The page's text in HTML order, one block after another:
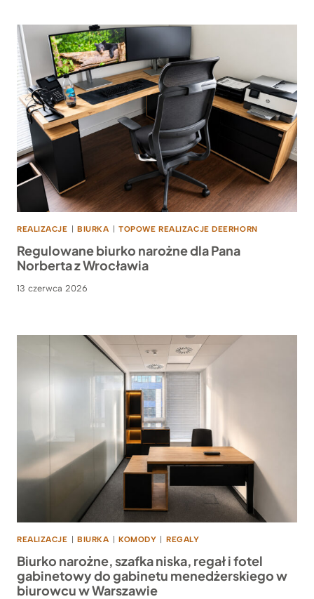
REALIZACJE BIURKA TOPOWE REALIZACJE DEERHORN
Regulowane biurko narożne dla Pana
Norberta z Wrocławia
13 czerwca 2026
REALIZACJE | BIURKA | KOMODY | REGALY
Biurko narożne, szafka niska, regał i fotel
gabinetowy do gabinetu menedżerskiego w
biurowcu w Warszawie